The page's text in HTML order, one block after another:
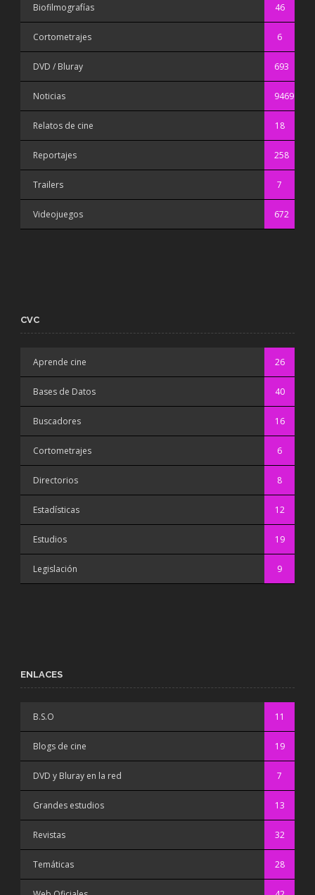
Biofilmografías 46
Cortometrajes 6
DVD / Bluray 693
Noticias 9469
Relatos de cine 18
Reportajes 258
Trailers 7
Videojuegos 672
CVC
Aprende cine 26
Bases de Datos 40
Buscadores 16
Cortometrajes 6
Directorios 8
Estadísticas 12
Estudios 19
Legislación 9
ENLACES
B.S.O 11
Blogs de cine 19
DVD y Bluray en la red 7
Grandes estudios 13
Revistas 32
Temáticas 28